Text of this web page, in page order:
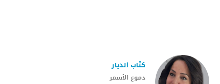
دموع الأسمر
كتّاب الديار